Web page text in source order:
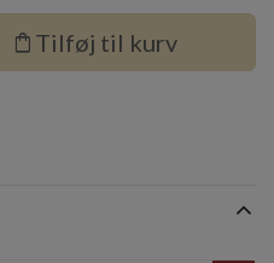
shopping_bag Tilføj til kurv